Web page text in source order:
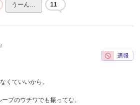
うーん… 11
くていいから。
プのウチワでも振ってな。